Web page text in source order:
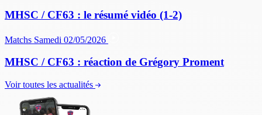
MHSC / CF63 : le résumé vidéo (1-2)
Matchs Samedi 02/05/2026
MHSC / CF63 : réaction de Grégory Proment
Voir toutes les actualités